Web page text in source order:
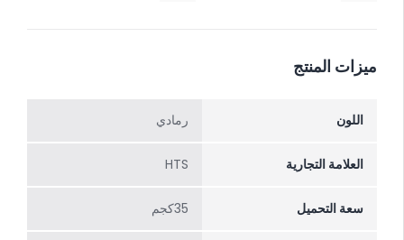
ميزات المنتج
اللون رمادي
العلامة التجارية HTS
سعة التحميل 35كجم